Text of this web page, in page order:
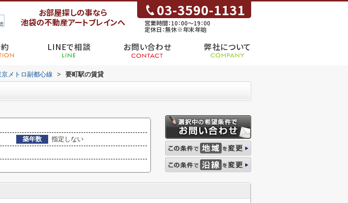
お部屋探しの事なら
池袋の不動産アートブレインへ
03-3590-1131
営業時間：10：00～19：00
定休日：無休※年末年始
LINEで相談 お問い合わせ 弊社について
京メトロ副都心線 > 要町駅の賃貸
築年数
指定しない